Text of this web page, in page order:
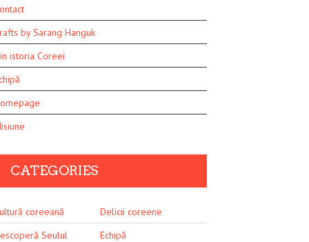
by Sarang Hanguk
istoria Coreei
CATEGORIES
coreeană
Delicii coreene
Seulul
Echipă